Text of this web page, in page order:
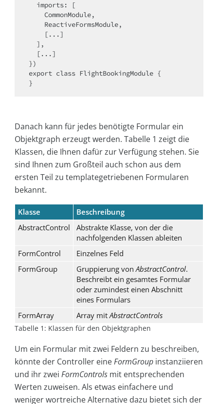
})
export class FlightBookingModule {
}
Danach kann für jedes benötigte Formular ein
Objektgraph erzeugt werden. Tabelle 1 zeigt die
Klassen, die Ihnen dafür zur Verfügung stehen. Sie
sind Ihnen zum Großteil auch schon aus dem
ersten Teil zu tem­plate­getriebenen Formularen
bekannt.
Klasse
Beschreibung
AbstractControl
Abstrakte Klasse, von der die
nachfolgenden Klassen ableiten
FormControl
Einzelnes Feld
FormGroup
Gruppierung von AbstractControl.
Beschreibt ein gesamtes Formular
oder zumindest einen Abschnitt
eines Formulars
FormArray
Array mit AbstractControls
Tabelle 1: Klassen für den Objektgraphen
Um ein Formular mit zwei Feldern zu beschreiben,
könnte der Controller eineFormGroup instanziieren
und ihr zwei FormControls mit entsprechenden
Werten zuweisen. Als etwas einfachere und
weniger wortreiche Alternative dazu bietet sich der